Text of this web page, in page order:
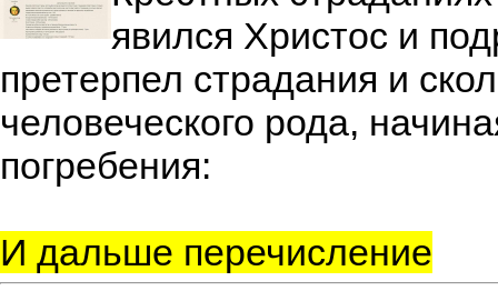
явился Христос и
претерпел страдания и
человеческого рода,
погребения:
И дальше перечисление